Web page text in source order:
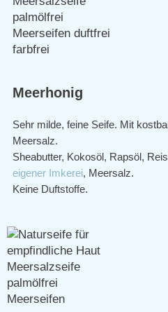
Meerhonig
Sehr milde, feine Seife. Mit
Meersalz.
Sheabutter, Kokosöl, Rapsöl,
eigener Imkerei, Meersalz.
Keine Duftstoffe.